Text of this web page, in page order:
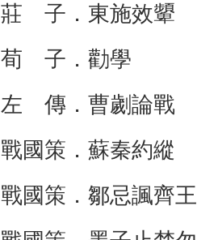
莊 子．東施效
荀 子．勸學
左 傳．曹劌論
戰國策．蘇秦
戰國策．鄒忌諷齊